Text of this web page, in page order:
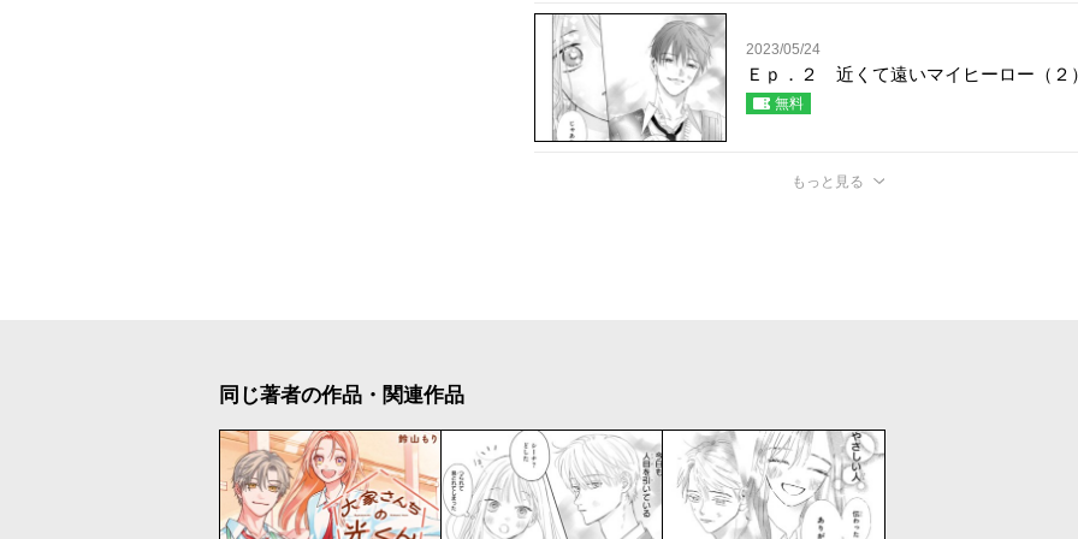
2023/05/24
Ｅｐ．２ 近くて遠いマイヒーロー（２
無料
もっと見る
同じ著者の作品・関連作品